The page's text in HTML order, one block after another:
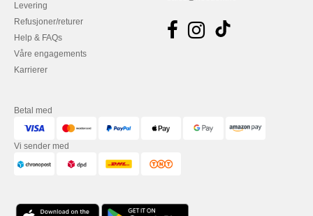
Levering
Refusjoner/returer
Help & FAQs
Våre engagements
Karrierer
Betal med
Vi sender med